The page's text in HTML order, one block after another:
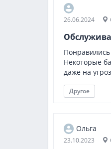
26.06.2024
Некоторые
даже на
Другое
Ольга
23.10.2023